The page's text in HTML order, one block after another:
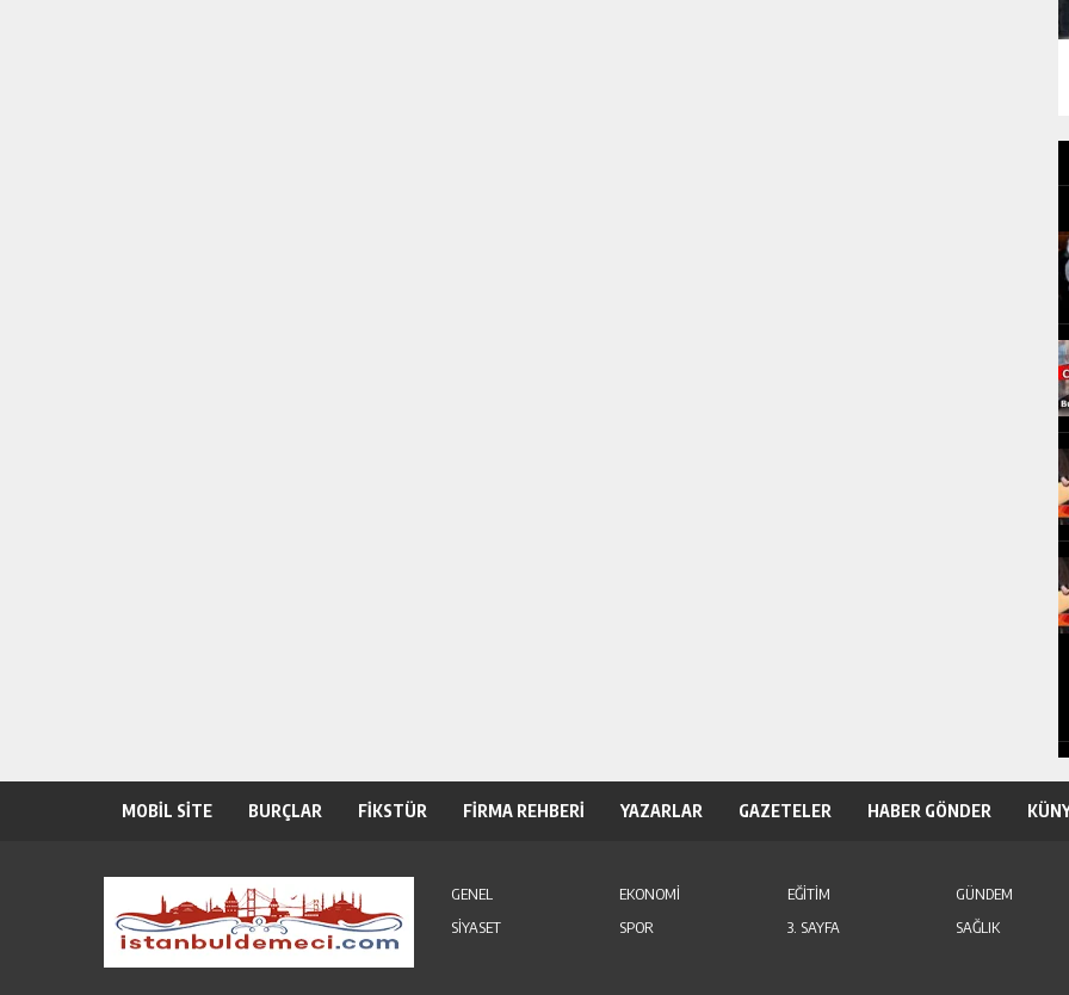
MOBİL SİTE BURÇLAR FİKSTÜR FİRMA REHBERİ YAZARLAR GAZETELER HABER GÖNDER
GENEL EKONOMİ EĞİTİM GÜNDEM
SİYASET
SPOR 3. SAYFA SAĞLIK